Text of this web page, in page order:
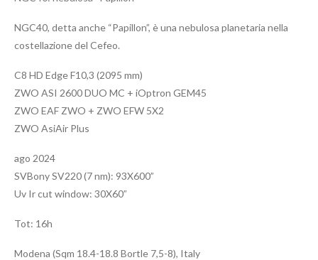
NGC40, detta anche “Papillon”, è una nebulosa planetaria nella
costellazione del Cefeo.
C8 HD Edge F10,3 (2095 mm)
ZWO ASI 2600 DUO MC + iOptron GEM45
ZWO EAF ZWO + ZWO EFW 5X2
ZWO AsiAir Plus
ago 2024
SVBony SV220 (7 nm): 93X600”
Uv Ir cut window: 30X60”
Tot: 16h
Modena (Sqm 18.4-18.8 Bortle 7,5-8), Italy